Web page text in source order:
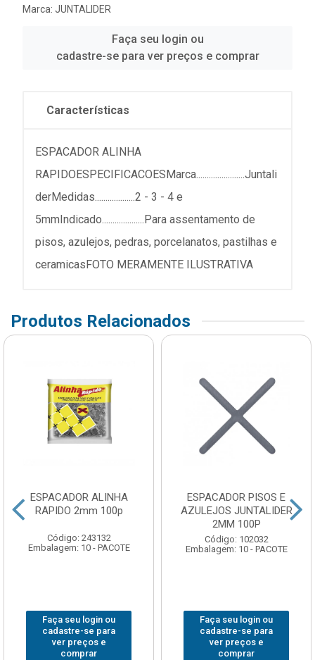
Marca: JUNTALIDER
Faça seu login ou
cadastre-se para ver preços e comprar
Características
ESPACADOR ALINHA
RAPIDOESPECIFICACOESMarca.......................Juntali
derMedidas...................2 - 3 - 4 e
5mmIndicado....................Para assentamento de
pisos, azulejos, pedras, porcelanatos, pastilhas e
ceramicasFOTO MERAMENTE ILUSTRATIVA
Produtos Relacionados
ESPACADOR ALINHA
RAPIDO 2mm 100p
Código: 243132
Embalagem: 10 - PACOTE
Faça seu login ou
cadastre-se para
ver preços e
comprar
ESPACADOR PISOS E
AZULEJOS JUNTALIDER
2MM 100P
Código: 102032
Embalagem: 10 - PACOTE
Faça seu login ou
cadastre-se para
ver preços e
comprar